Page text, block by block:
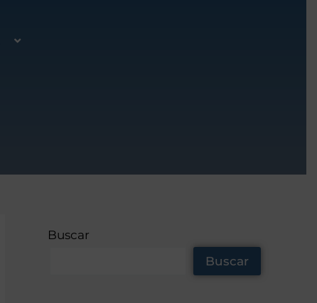
Buscar
Buscar